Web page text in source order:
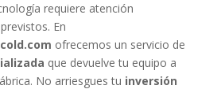
requiere atención
En
ofrecemos un servicio de
que devuelve tu equipo a
No arriesgues tu inversión